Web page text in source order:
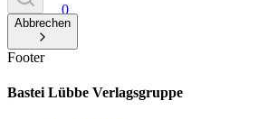
0
Abbrechen
Footer
Bastei Lübbe Verlagsgruppe